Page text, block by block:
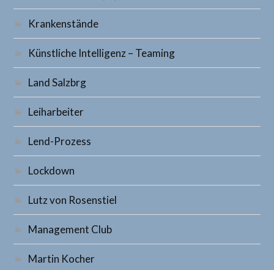
Krankenstände
Künstliche Intelligenz – Teaming
Land Salzbrg
Leiharbeiter
Lend-Prozess
Lockdown
Lutz von Rosenstiel
Management Club
Martin Kocher